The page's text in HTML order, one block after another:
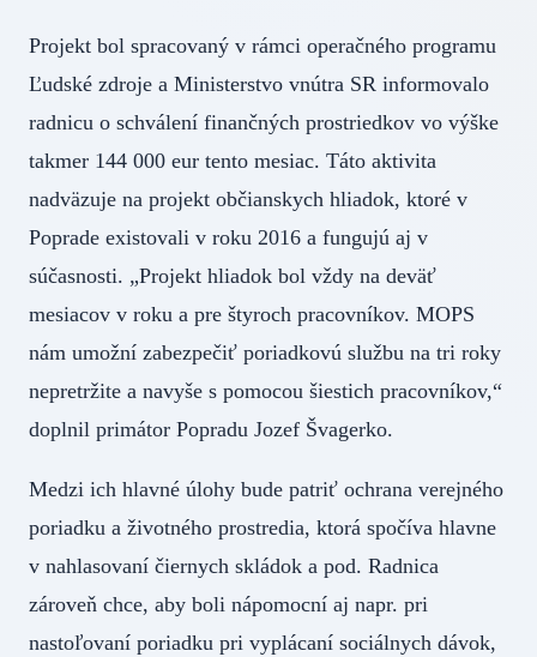
Projekt bol spracovaný v rámci operačného programu
Ľudské zdroje a Ministerstvo vnútra SR informovalo
radnicu o schválení finančných prostriedkov vo výške
takmer 144 000 eur tento mesiac. Táto aktivita
nadväzuje na projekt občianskych hliadok, ktoré v
Poprade existovali v roku 2016 a fungujú aj v
súčasnosti. „Projekt hliadok bol vždy na deväť
mesiacov v roku a pre štyroch pracovníkov. MOPS
nám umožní zabezpečiť poriadkovú službu na tri roky
nepretržite a navyše s pomocou šiestich pracovníkov,“
doplnil primátor Popradu Jozef Švagerko.
Medzi ich hlavné úlohy bude patriť ochrana verejného
poriadku a životného prostredia, ktorá spočíva hlavne
v nahlasovaní čiernych skládok a pod. Radnica
zároveň chce, aby boli nápomocní aj napr. pri
nastoľovaní poriadku pri vyplácaní sociálnych dávok,